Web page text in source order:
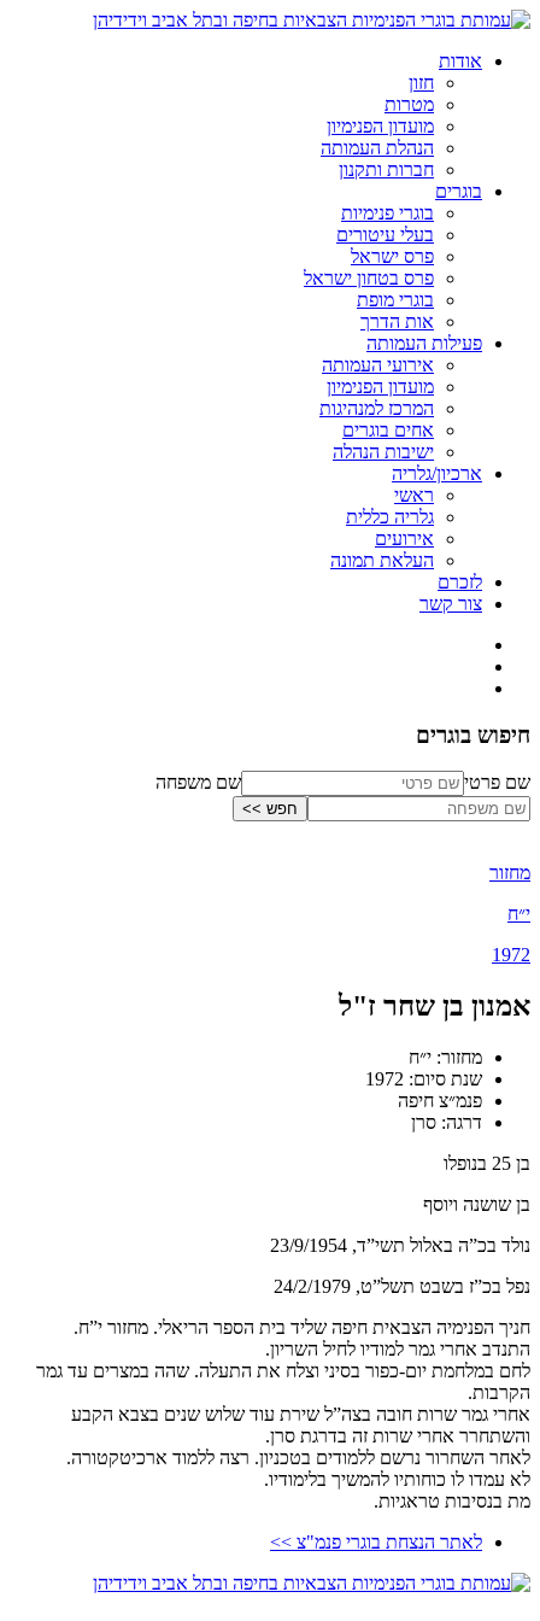
אודות
חזון
מטרות
מועדון הפנימיון
הנהלת העמותה
חברות ותקנון
בוגרים
בוגרי פנימיות
בעלי עיטורים
פרס ישראל
פרס בטחון ישראל
בוגרי מופת
אות הדרך
פעילות העמותה
אירועי העמותה
מועדון הפנימיון
המרכז למנהיגות
אחים בוגרים
ישיבות הנהלה
ארכיון/גלריה
ראשי
גלריה כללית
אירועים
העלאת תמונה
לזכרם
צור קשר
חיפוש בוגרים
שם פרטי שם משפחה
מחזור
י״ח
1972
אמנון בן שחר ז"ל
מחזור: י״ח
שנת סיום: 1972
פנמ״צ חיפה
דרגה: סרן
בן 25 בנופלו
בן שושנה ויוסף
נולד בכ”ה באלול תשי”ד, 23/9/1954
נפל בכ”ז בשבט תשל”ט, 24/2/1979
חניך הפנימיה הצבאית חיפה שליד בית הספר הריאלי. מחזור י”ח.
התנדב אחרי גמר למודיו לחיל השריון.
לחם במלחמת יום-כפור בסיני וצלח את התעלה. שהה במצרים עד גמר
הקרבות.
אחרי גמר שרות חובה בצה”ל שירת עוד שלוש שנים בצבא הקבע
והשתחרר אחרי שרות זה בדרגת סרן.
לאחר השחרור נרשם ללמודים בטכניון. רצה ללמוד ארכיטקטורה.
לא עמדו לו כוחותיו להמשיך בלימודיו.
מת בנסיבות טראגיות.
לאתר הנצחת בוגרי פנמ"צ >>